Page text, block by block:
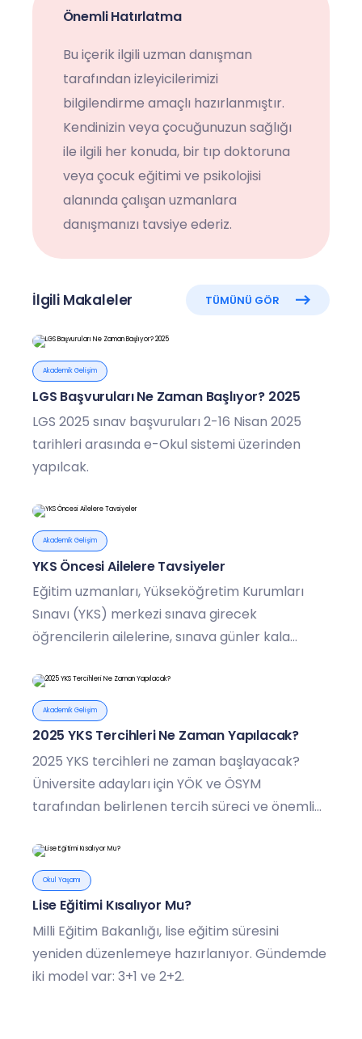
Önemli Hatırlatma
Bu içerik ilgili uzman danışman
tarafından izleyicilerimizi
bilgilendirme amaçlı hazırlanmıştır.
Kendinizin veya çocuğunuzun sağlığı
ile ilgili her konuda, bir tıp doktoruna
veya çocuk eğitimi ve psikolojisi
alanında çalışan uzmanlara
danışmanızı tavsiye ederiz.
İlgili Makaleler TÜMÜNÜ GÖR
Akademik Gelişim
LGS Başvuruları Ne Zaman Başlıyor? 2025
LGS 2025 sınav başvuruları 2-16 Nisan 2025
tarihleri arasında e-Okul sistemi üzerinden
yapılcak.
Akademik Gelişim
YKS Öncesi Ailelere Tavsiyeler
Eğitim uzmanları, Yükseköğretim Kurumları
Sınavı (YKS) merkezi sınava girecek
öğrencilerin ailelerine, sınava günler kala
rahatlatıcı sözler söylemelerini ve evdeki
olağan akışı bozmamalarını önerdi.
Akademik Gelişim
2025 YKS Tercihleri Ne Zaman Yapılacak?
2025 YKS tercihleri ne zaman başlayacak?
Üniversite adayları için YÖK ve ÖSYM
tarafından belirlenen tercih süreci ve önemli
Okul Yaşamı
Lise Eğitimi Kısalıyor Mu?
Milli Eğitim Bakanlığı, lise eğitim süresini
yeniden düzenlemeye hazırlanıyor. Gündemde
iki model var: 3+1 ve 2+2.